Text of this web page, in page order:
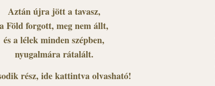
Aztán újra jött a tavasz,
a Föld forgott, meg nem állt,
és a lélek minden szépben,
nyugalmára rátalált.
rész, ide kattintva olvasható!